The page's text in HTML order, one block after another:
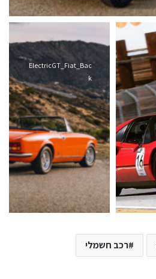
ElectricGT_Fiat_Bac
k
רכב חשמלי